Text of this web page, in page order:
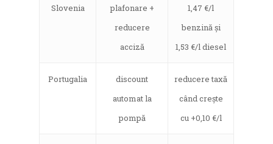
Slovenia
plafonare +
reducere
acciză
1,47 €/l
benzină și
1,53 €/l diesel
Portugalia
discount
automat la
pompă
reducere taxă
când crește
cu +0,10 €/l